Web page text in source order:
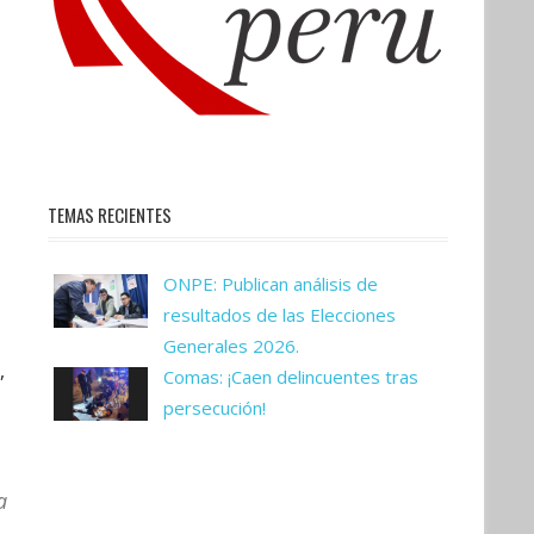
TEMAS RECIENTES
ONPE: Publican análisis de
resultados de las Elecciones
Generales 2026.
Comas: ¡Caen delincuentes tras
persecución!